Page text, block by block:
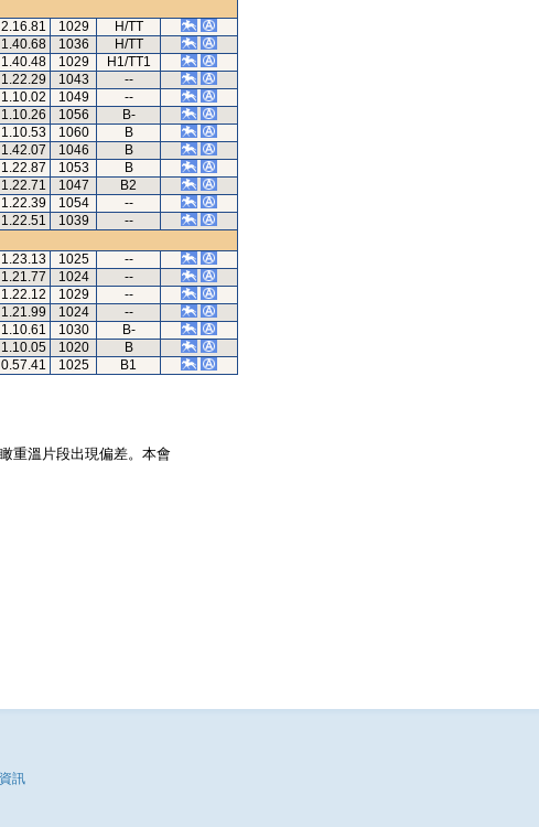
2.16.81 1029
H/TT
1.40.68 1036
H/TT
1.40.48 1029
H1/TT1
1.22.29 1043
--
1.10.02 1049
--
1.10.26 1056
B-
1.10.53 1060
B
1.42.07 1046
B
1.22.87 1053
B
1.22.71 1047
B2
1.22.39 1054
--
1.22.51 1039
--
1.23.13 1025
--
1.21.77 1024
--
1.22.12 1029
--
1.21.99 1024
--
1.10.61 1030
B-
1.10.05 1020
B
0.57.41 1025 B1
重溫片段出現偏差。本會
訊